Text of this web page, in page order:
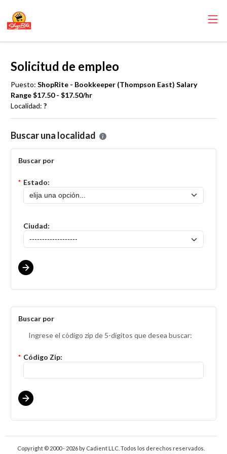
Solicitud de empleo
Puesto: ShopRite - Bookkeeper (Thompson East) Salary
Range $17.50 - $17.50/hr
Localidad: ?
Por favor, seleccione la localidad en la que desea presentar una
Buscar una localidad
Buscar por
* Estado:
Ciudad:
Buscar por
Ingrese el código zip de 5-dígitos que desea buscar:
* Código Zip:
Copyright © 2000 - 2026 by Cadient LLC. Todos los derechos reservados.